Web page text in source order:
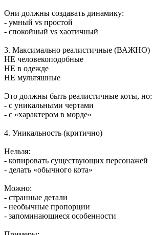
Они должны создавать динамику:
- умный vs простой
- спокойный vs хаотичный
3. Максимально реалистичные (ВАЖНО)
НЕ человекоподобные
НЕ в одежде
НЕ мультяшные
Это должны быть реалистичные коты, но:
- с уникальными чертами
- с «характером в морде»
4. Уникальность (критично)
Нельзя:
- копировать существующих персонажей
- делать «обычного кота»
Можно:
- странные детали
- необычные пропорции
- запоминающиеся особенности